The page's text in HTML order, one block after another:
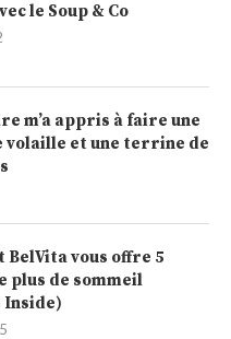
le Soup & Co
m’a appris à faire une
et une terrine de
BelVita vous offre 5
plus de sommeil
Inside)